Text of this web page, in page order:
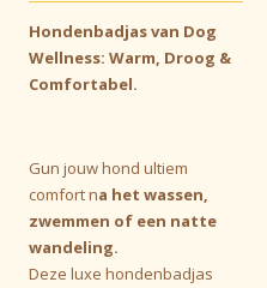
Hondenbadjas van Dog
Wellness: Warm, Droog &
Comfortabel.
Gun jouw hond ultiem
comfort na het wassen,
zwemmen of een natte
wandeling.
Deze luxe hondenbadjas